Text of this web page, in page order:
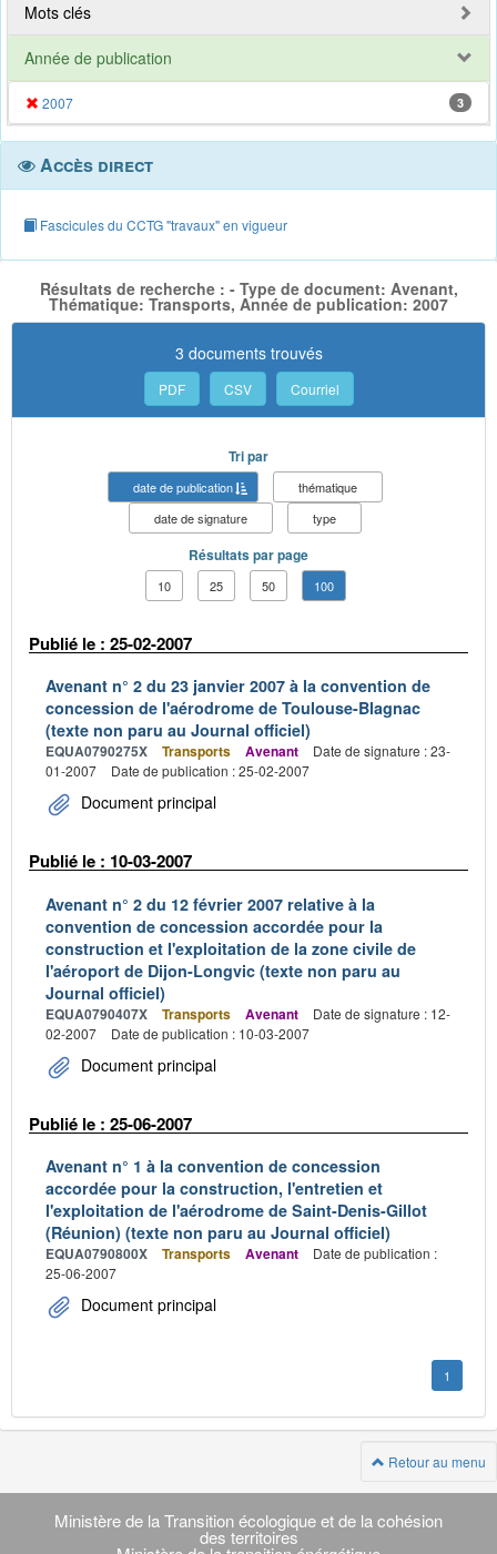
Mots clés
Année de publication
2007 3
Accès direct
Fascicules du CCTG "travaux" en vigueur
Résultats de recherche : - Type de document: Avenant,
Thématique: Transports, Année de publication: 2007
3 documents trouvés
PDF CSV Courriel
Tri par
date de publication
thématique
date de signature
type
Résultats par page
10 25 50 100
Publié le : 25-02-2007
Avenant n° 2 du 23 janvier 2007 à la convention de
concession de l'aérodrome de Toulouse-Blagnac
(texte non paru au Journal officiel)
EQUA0790275X Transports Avenant
Date de signature : 23-
01-2007
Date de publication : 25-02-2007
Document principal
Publié le : 10-03-2007
Avenant n° 2 du 12 février 2007 relative à la
convention de concession accordée pour la
construction et l'exploitation de la zone civile de
l'aéroport de Dijon-Longvic (texte non paru au
Journal officiel)
EQUA0790407X Transports Avenant
Date de signature : 12-
02-2007
Date de publication : 10-03-2007
Document principal
Publié le : 25-06-2007
Avenant n° 1 à la convention de concession
accordée pour la construction, l'entretien et
l'exploitation de l'aérodrome de Saint-Denis-Gillot
(Réunion) (texte non paru au Journal officiel)
EQUA0790800X Transports Avenant
Date de publication :
25-06-2007
Document principal
1
Retour au menu
Navigation
transverse
Ministère de la Transition écologique et de la cohésion
des territoires